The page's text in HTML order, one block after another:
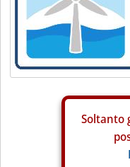
Soltanto